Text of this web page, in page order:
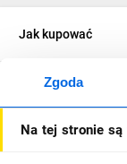
Zgoda
Na tej stronie
Jak kupować
O firmie